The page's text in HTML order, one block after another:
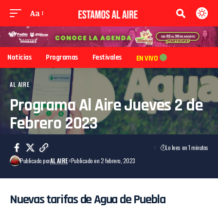
Aa
Noticias Programas Festivales EN VIVO
AL AIRE
Programa Al Aire Jueves 2 de
Febrero 2023
Publicado porAL AIRE Publicado en 2 febrero, 2023
Lo lees en 1 minutos
Nuevas tarifas de Agua de Puebla